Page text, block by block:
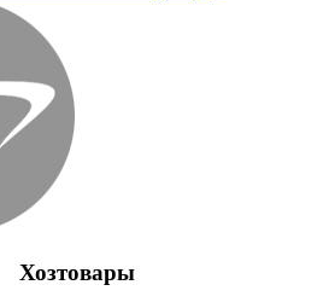
Хозтовары